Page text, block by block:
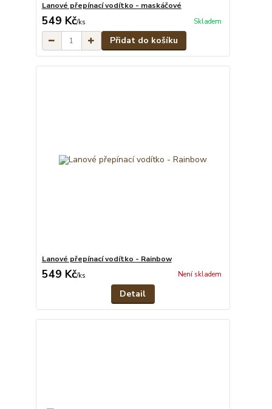
Lanové přepínací vodítko - maskáčové
549 Kč/ks Skladem
Přidat do košíku
Lanové přepínací vodítko - Rainbow
549 Kč/ks Není skladem
Detail